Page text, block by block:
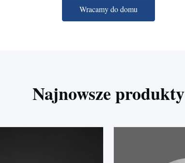
Wracamy do domu
Najnowsze produkty